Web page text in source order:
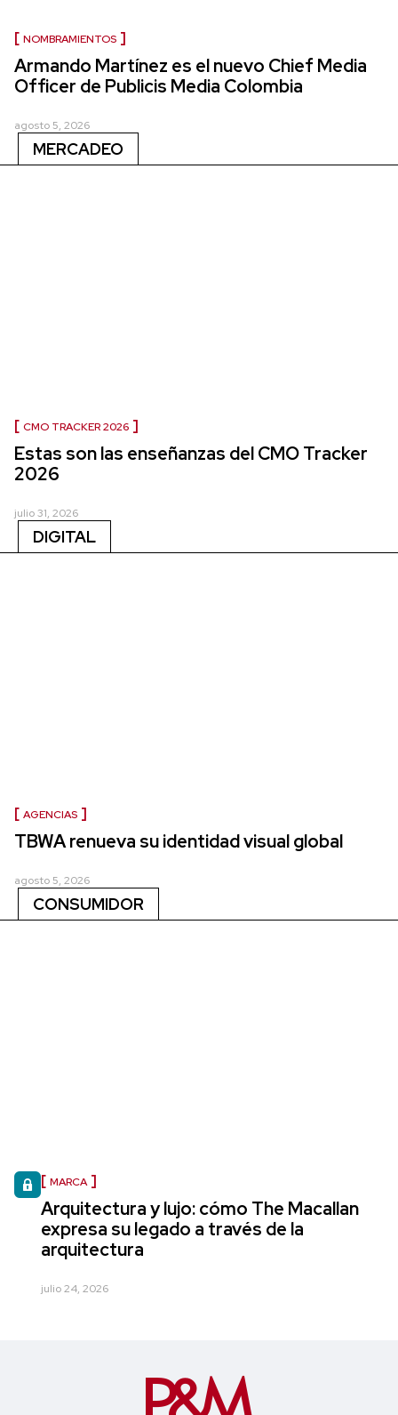
NOMBRAMIENTOS
Armando Martínez es el nuevo Chief Media
Officer de Publicis Media Colombia
agosto 5, 2026
MERCADEO
CMO TRACKER 2026
Estas son las enseñanzas del CMO Tracker
2026
julio 31, 2026
DIGITAL
AGENCIAS
TBWA renueva su identidad visual global
agosto 5, 2026
CONSUMIDOR
MARCA
Arquitectura y lujo: cómo The Macallan
expresa su legado a través de la
arquitectura
julio 24, 2026